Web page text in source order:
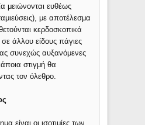
μειώνονται ευθέως
με αποτέλεσμα
κερδοσκοπικά
άλλου είδους πάγιες
συνεχώς αυξανόμενες
στιγμή θα
τον όλεθρο.
είναι οι ισοτιμίες των